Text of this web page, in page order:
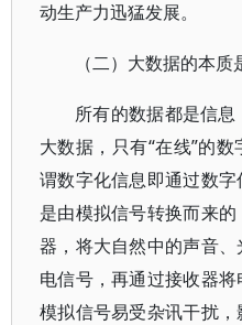
动生产力迅猛发展。
（二）大数据的本
所有的数据都是信
大数据，只有“在线”的
谓数字化信息即通过数
是由模拟信号转换而来
器，将大自然中的声音
电信号，再通过接收器将
模拟信号易受杂讯干扰